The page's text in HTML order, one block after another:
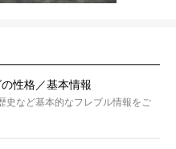
性格／基本情報
史など基本的なフレブル情報をご